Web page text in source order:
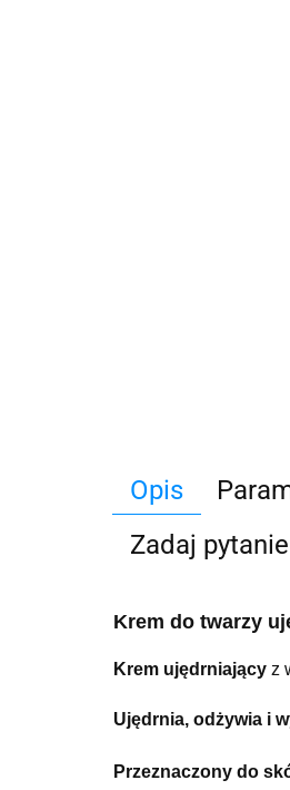
Opis
Zadaj pytanie
Krem do twarzy
Krem ujędrniający z
Ujędrnia, odżywia i
Przeznaczony do